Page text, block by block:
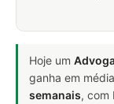
Hoje um
ganha em média
semanais, com